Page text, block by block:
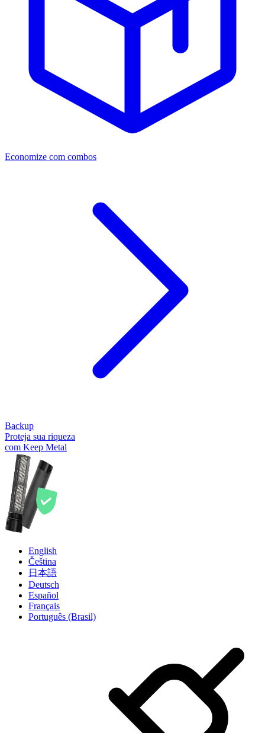
Economize com combos
Backup
Proteja sua riqueza
com Keep Metal
English
Čeština
日本語
Deutsch
Español
Français
Português (Brasil)